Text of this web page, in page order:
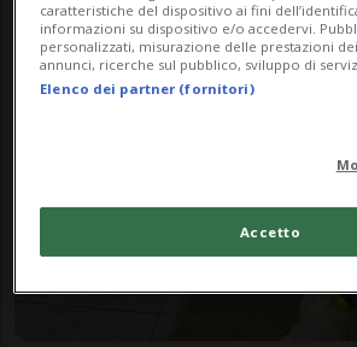
trovata a Piotta
caratteristiche del dispositivo ai fini
informazioni su dispositivo e/o accedervi.
personalizzati, misurazione delle prestazioni
annunci, ricerche sul pubblico, sviluppo di
Elenco dei partner (fornitori)
Accetto